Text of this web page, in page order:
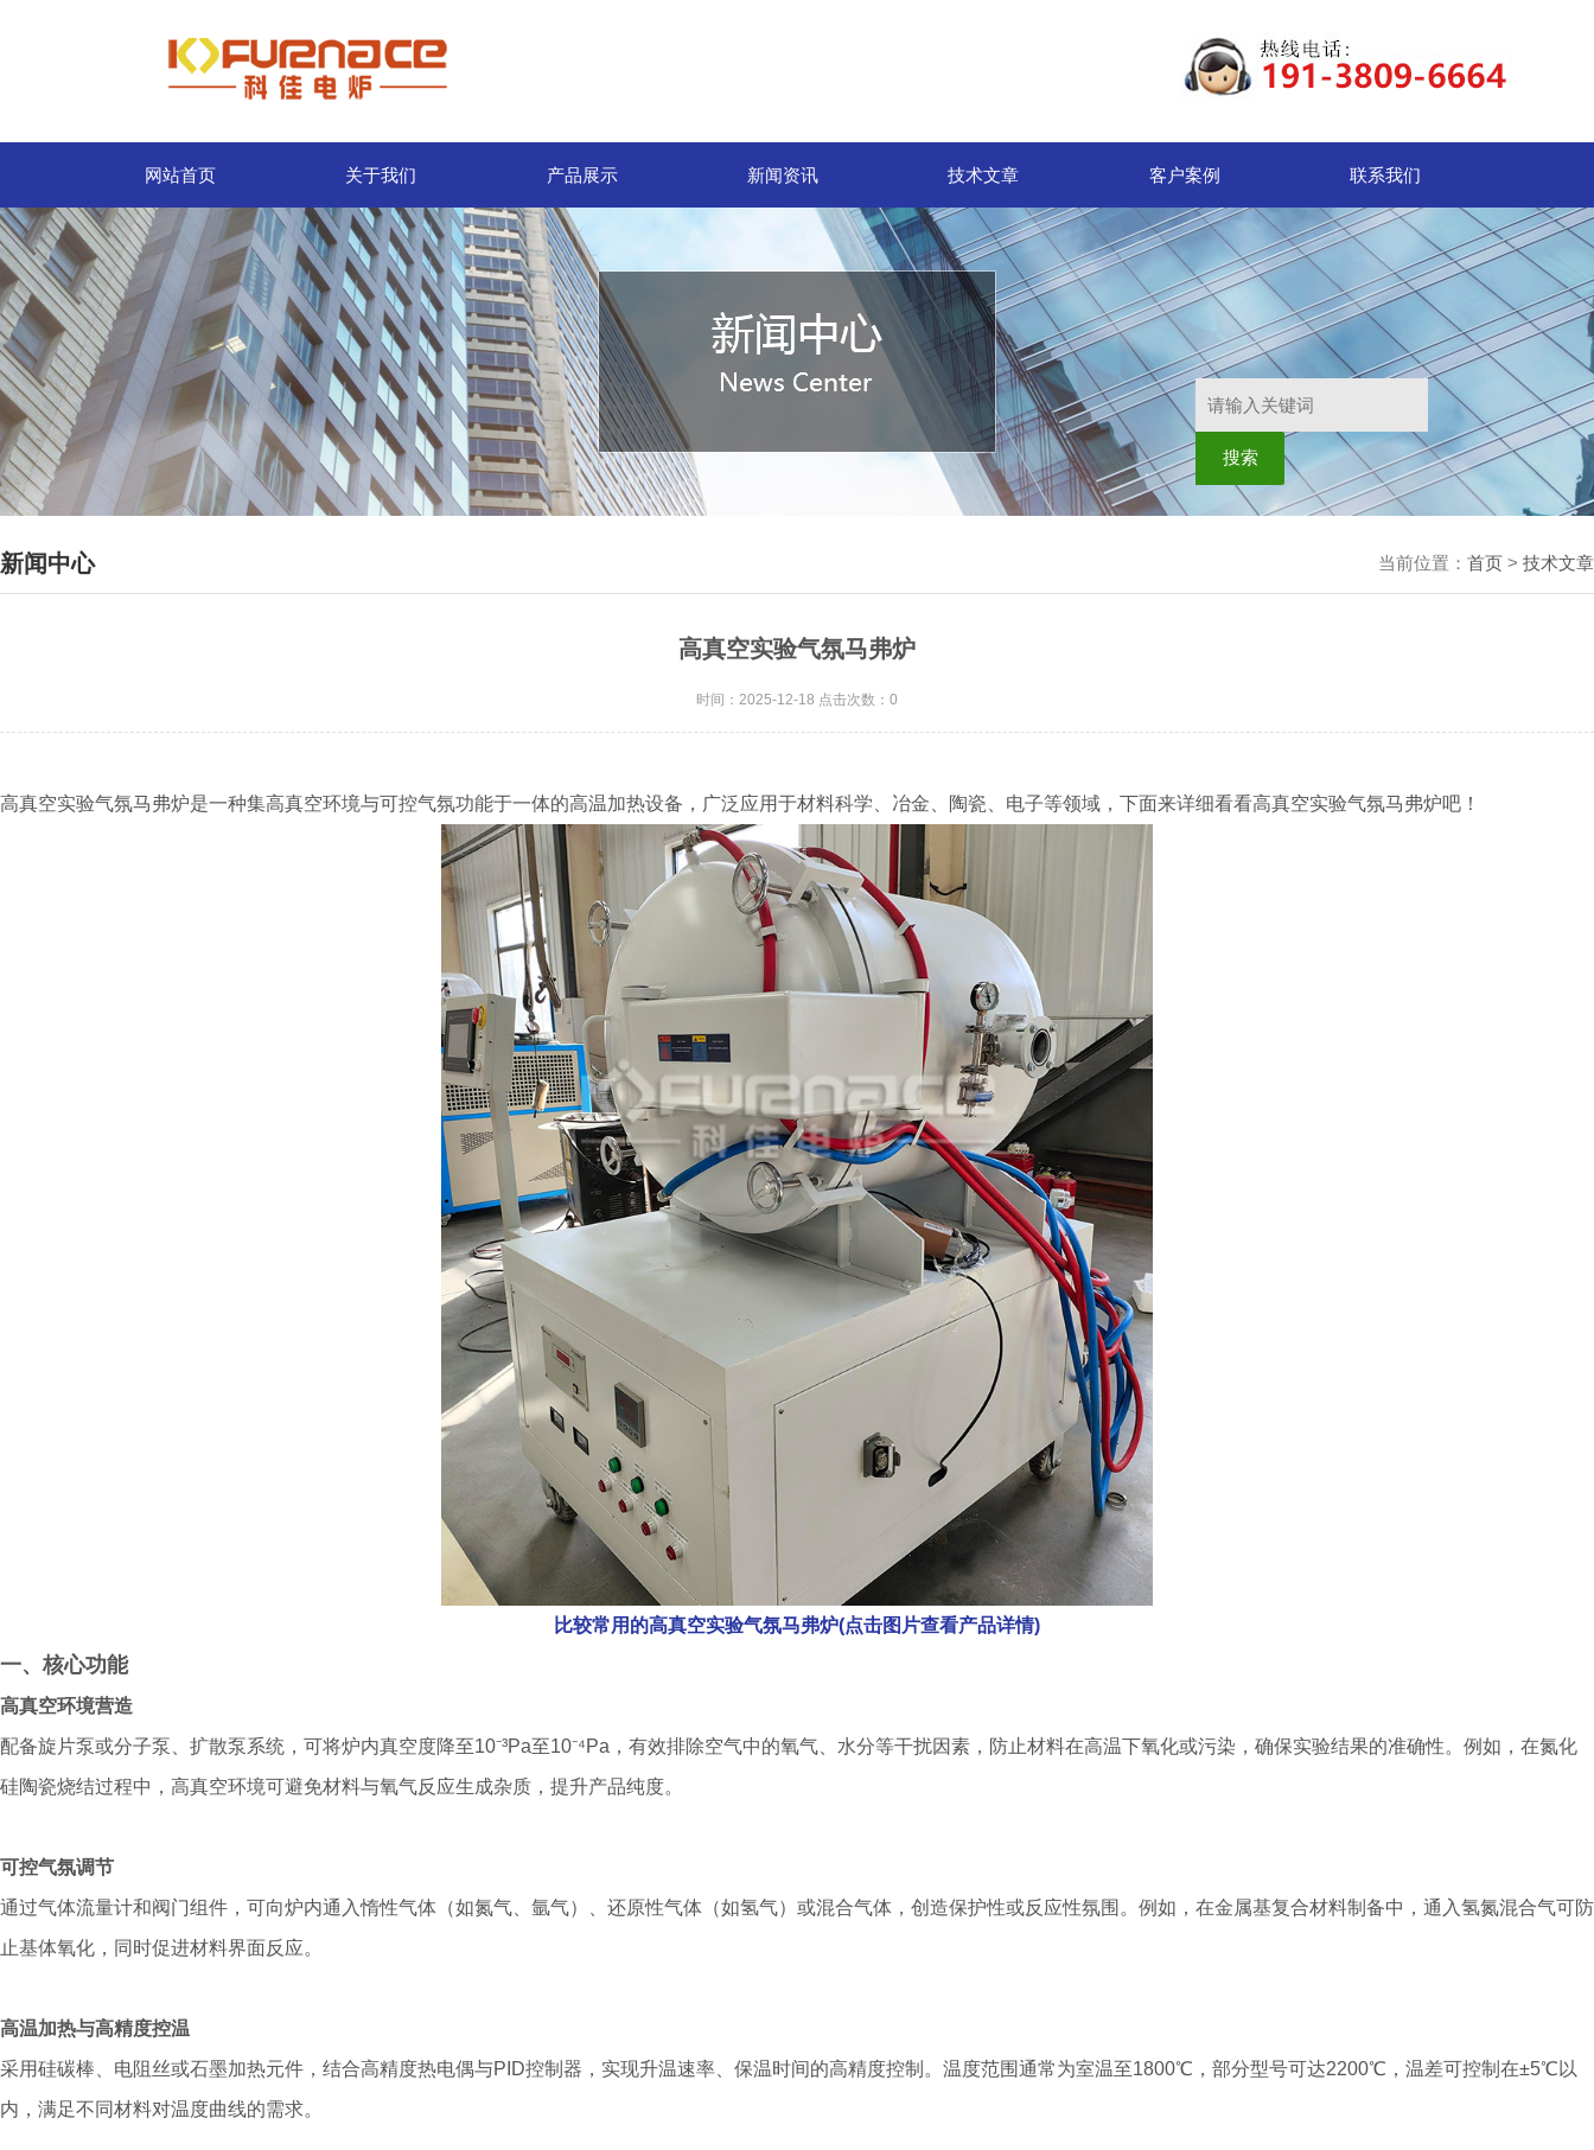
网站首页 关于我们 产品展示 新闻资讯 技术文章 客户案例 联系我们
新闻中心 当前位置： 首页 > 技术文章
高真空实验气氛马弗炉
时间：2025-12-18 点击次数：0
高真空实验气氛马弗炉是一种集高真空环境与可控气氛功能于一体的高温加热设备，广泛应用于材料科学、冶金、陶瓷、电子等领域，下面来详细看看高真空实验气氛马弗炉吧！
比较常用的高真空实验气氛马弗炉(点击图片查看产品详情)
一、核心功能
高真空环境营造
配备旋片泵或分子泵、扩散泵系统，可将炉内真空度降至10⁻³Pa至10⁻⁴Pa，有效排除空气中的氧气、水分等干扰因素，防止材料在高温下氧化或污染，确保实验结果的准确性。例如，在氮化
硅陶瓷烧结过程中，高真空环境可避免材料与氧气反应生成杂质，提升产品纯度。
可控气氛调节
通过气体流量计和阀门组件，可向炉内通入惰性气体（如氮气、氩气）、还原性气体（如氢气）或混合气体，创造保护性或反应性氛围。例如，在金属基复合材料制备中，通入氢氮混合气可防
止基体氧化，同时促进材料界面反应。
高温加热与高精度控温
采用硅碳棒、电阻丝或石墨加热元件，结合高精度热电偶与PID控制器，实现升温速率、保温时间的高精度控制。温度范围通常为室温至1800℃，部分型号可达2200℃，温差可控制在±5℃以
内，满足不同材料对温度曲线的需求。